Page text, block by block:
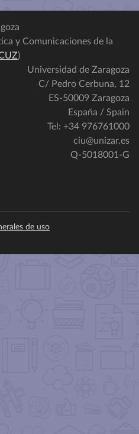
y Comunicaciones de la
)
Universidad de Zaragoza
C/ Pedro Cerbuna, 12
ES-50009 Zaragoza
España / Spain
Tel: +34 976761000
ciu@unizar.es
Q-5018001-G
de uso